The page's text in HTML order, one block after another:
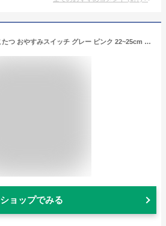
靴下サプリ まるでこたつ おやすみスイッチ グレー ピンク 22~25cm 冷え性 防寒 暖かい 寒さ対策 血行促進 足先 足裏 靴下 オカモト
ショップでみる